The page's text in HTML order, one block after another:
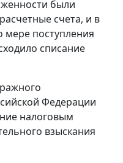
были
счета, и в
мере поступления
списание
Федерации
налоговым
взыскания